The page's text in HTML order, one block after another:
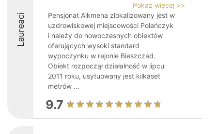
Laureaci
Pokaż więcej >>
Pensjonat Alkmena zlokalizowany jest w
uzdrowiskowej miejscowości Polańczyk
i należy do nowoczesnych obiektów
oferujących wysoki standard
wypoczynku w rejonie Bieszczad.
Obiekt rozpoczął działalność w lipcu
2011 roku, usytuowany jest kilkaset
metrów ...
9.7